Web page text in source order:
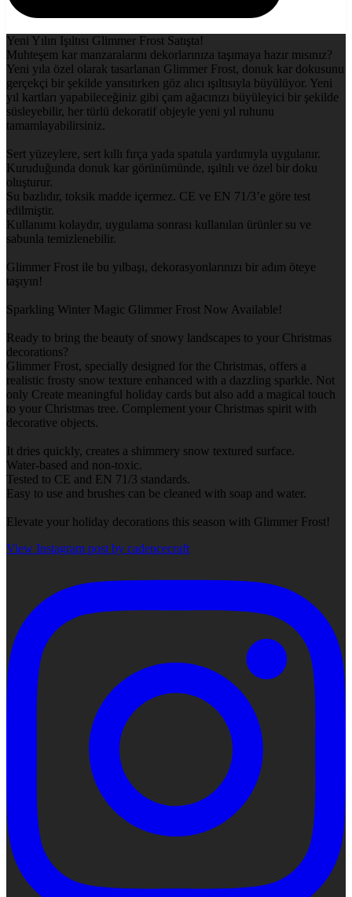
Yeni Yılın Işıltısı Glimmer Frost Satışta!
Muhteşem kar manzaralarını dekorlarınıza taşımaya hazır mısınız?
Yeni yıla özel olarak tasarlanan Glimmer Frost, donuk kar dokusunu
gerçekçi bir şekilde yansıtırken göz alıcı ışıltısıyla büyülüyor. Yeni
yıl kartları yapabileceğiniz gibi çam ağacınızı büyüleyici bir şekilde
süsleyebilir, her türlü dekoratif objeyle yeni yıl ruhunu
tamamlayabilirsiniz.
Sert yüzeylere, sert kıllı fırça yada spatula yardımıyla uygulanır.
Kuruduğunda donuk kar görünümünde, ışıltılı ve özel bir doku
oluşturur.
Su bazlıdır, toksik madde içermez. CE ve EN 71/3’e göre test
edilmiştir.
Kullanımı kolaydır, uygulama sonrası kullanılan ürünler su ve
sabunla temizlenebilir.
Glimmer Frost ile bu yılbaşı, dekorasyonlarınızı bir adım öteye
taşıyın!
Sparkling Winter Magic Glimmer Frost Now Available!
Ready to bring the beauty of snowy landscapes to your Christmas
decorations?
Glimmer Frost, specially designed for the Christmas, offers a
realistic frosty snow texture enhanced with a dazzling sparkle. Not
only Create meaningful holiday cards but also add a magical touch
to your Christmas tree. Complement your Christmas spirit with
decorative objects.
It dries quickly, creates a shimmery snow textured surface.
Water-based and non-toxic.
Tested to CE and EN 71/3 standards.
Easy to use and brushes can be cleaned with soap and water.
Elevate your holiday decorations this season with Glimmer Frost!
View Instagram post by cadencecraft